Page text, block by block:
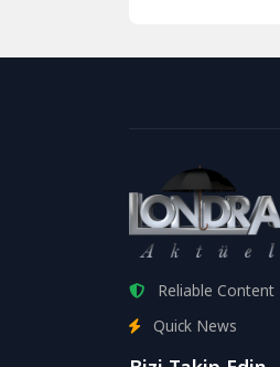
Reliable Content
Quick News